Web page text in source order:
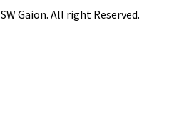
Gaion. All right Reserved.